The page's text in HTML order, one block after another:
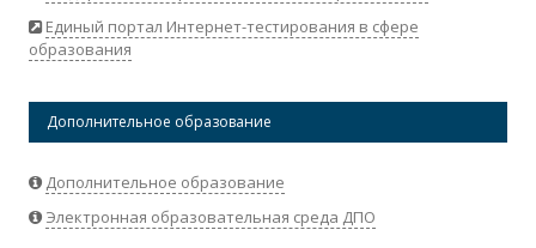
Единый портал Интернет-тестирования в сфере
образования
Дополнительное образование
Дополнительное образование
Электронная образовательная среда ДПО